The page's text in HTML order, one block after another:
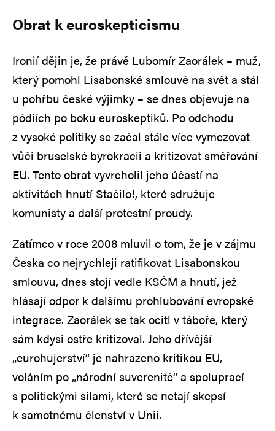
Obrat k euroskepticismu
Ironií dějin je, že právě Lubomír Zaorálek – muž,
který pomohl Lisabonské smlouvě na svět a stál
u pohřbu české výjimky – se dnes objevuje na
pódiích po boku euroskeptiků. Po odchodu
z vysoké politiky se začal stále více vymezovat
vůči bruselské byrokracii a kritizovat směřování
EU. Tento obrat vyvrcholil jeho účastí na
aktivitách hnutí Stačilo!, které sdružuje
komunisty a další protestní proudy.
Zatímco v roce 2008 mluvil o tom, že je v zájmu
Česka co nejrychleji ratifikovat Lisabonskou
smlouvu, dnes stojí vedle KSČM a hnutí, jež
hlásají odpor k dalšímu prohlubování evropské
integrace. Zaorálek se tak ocitl v táboře, který
sám kdysi ostře kritizoval. Jeho dřívější
„eurohujerství“ je nahrazeno kritikou EU,
voláním po „národní suverenitě“ a spoluprací
s politickými silami, které se netají skepsí
k samotnému členství v Unii.